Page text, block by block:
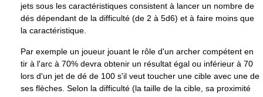
jets sous les caractéristiques consistent à lancer un nombre de
dés dépendant de la difficulté (de 2 à 5d6) et à faire moins que
la caractéristique.
Par exemple un joueur jouant le rôle d'un archer compétent en
tir à l'arc à 70% devra obtenir un résultat égal ou inférieur à 70
lors d'un jet de dé de 100 s'il veut toucher une cible avec une de
ses flèches. Selon la difficulté (la taille de la cible, sa proximité